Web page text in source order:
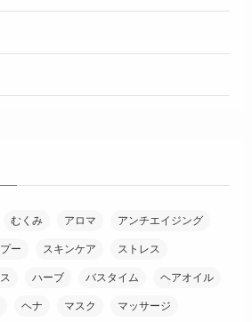
むくみ アロマ アンチエイジング
ー スキンケア ストレス
ハーブ バスタイム ヘアオイル
ヘナ マスク マッサージ